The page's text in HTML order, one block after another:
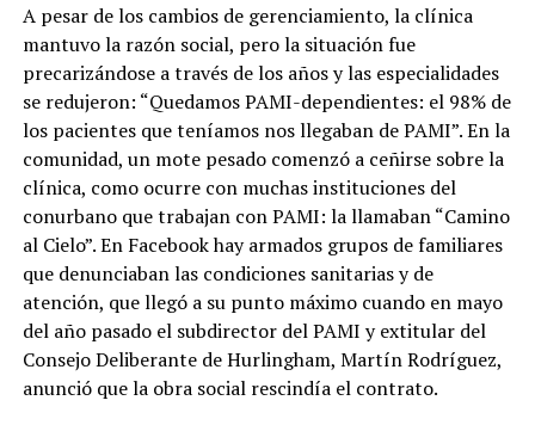
A pesar de los cambios de gerenciamiento, la clínica
mantuvo la razón social, pero la situación fue
precarizándose a través de los años y las especialidades
se redujeron: “Quedamos PAMI-dependientes: el 98% de
los pacientes que teníamos nos llegaban de PAMI”. En la
comunidad, un mote pesado comenzó a ceñirse sobre la
clínica, como ocurre con muchas instituciones del
conurbano que trabajan con PAMI: la llamaban “Camino
al Cielo”. En Facebook hay armados grupos de familiares
que denunciaban las condiciones sanitarias y de
atención, que llegó a su punto máximo cuando en mayo
del año pasado el subdirector del PAMI y extitular del
Consejo Deliberante de Hurlingham, Martín Rodríguez,
anunció que la obra social rescindía el contrato.